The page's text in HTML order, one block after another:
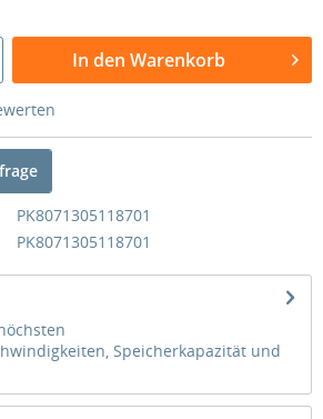
In den Warenkorb
PK8071305118701
PK8071305118701
Speicherkapazität und